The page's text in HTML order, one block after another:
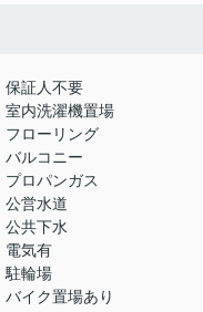
保証人不要
室内洗濯機置場
フローリング
バルコニー
プロパンガス
公営水道
公共下水
電気有
駐輪場
バイク置場あり